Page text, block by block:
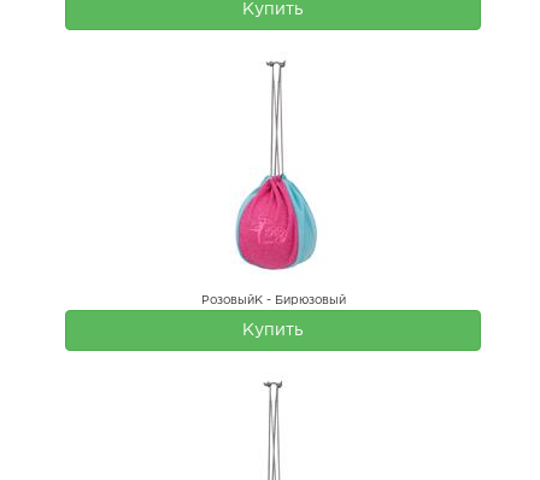
Купить
РозовыйК - Бирюзовый
Купить